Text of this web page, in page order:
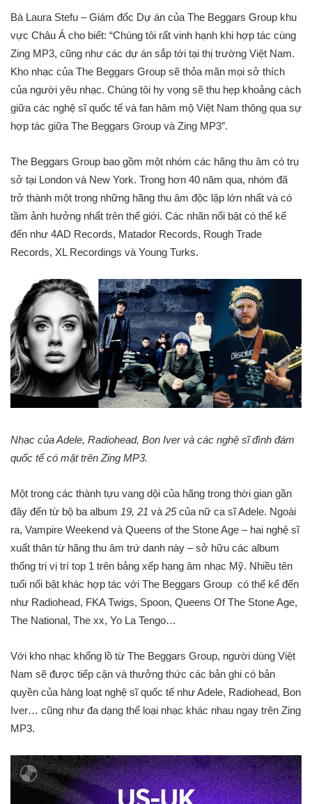
Bà Laura Stefu – Giám đốc Dự án của The Beggars Group khu
vực Châu Á cho biết: “Chúng tôi rất vinh hạnh khi hợp tác cùng
Zing MP3, cũng như các dự án sắp tới tại thị trường Việt Nam.
Kho nhạc của The Beggars Group sẽ thỏa mãn mọi sở thích
của người yêu nhạc. Chúng tôi hy vọng sẽ thu hẹp khoảng cách
giữa các nghệ sĩ quốc tế và fan hâm mộ Việt Nam thông qua sự
hợp tác giữa The Beggars Group và Zing MP3”.
The Beggars Group bao gồm một nhóm các hãng thu âm có trụ
sở tại London và New York. Trong hơn 40 năm qua, nhóm đã
trở thành một trong những hãng thu âm độc lập lớn nhất và có
tầm ảnh hưởng nhất trên thế giới. Các nhãn nổi bật có thể kể
đến như 4AD Records, Matador Records, Rough Trade
Records, XL Recordings và Young Turks.
Nhạc của Adele, Radiohead, Bon Iver và các nghệ sĩ đình đám
quốc tế có mặt trên Zing MP3.
Một trong các thành tựu vang dội của hãng trong thời gian gần
đây đến từ bộ ba album 19, 21 và 25của nữ ca sĩ Adele. Ngoài
ra, Vampire Weekend và Queens of the Stone Age – hai nghệ sĩ
xuất thân từ hãng thu âm trứ danh này – sở hữu các album
thống trị vị trí top 1 trên bảng xếp hạng âm nhạc Mỹ. Nhiều tên
tuổi nổi bật khác hợp tác với The Beggars Group có thể kể đến
như Radiohead, FKA Twigs, Spoon, Queens Of The Stone Age,
The National, The xx, Yo La Tengo…
Với kho nhạc khổng lồ từ The Beggars Group, người dùng Việt
Nam sẽ được tiếp cận và thưởng thức các bản ghi có bản
quyền của hàng loạt nghệ sĩ quốc tế như Adele, Radiohead, Bon
Iver… cũng như đa dạng thể loại nhạc khác nhau ngay trên Zing
MP3.